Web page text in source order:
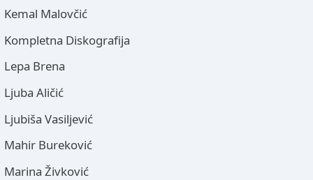
Kemal Malovčić
Kompletna Diskografija
Lepa Brena
Ljuba Aličić
Ljubiša Vasiljević
Mahir Bureković
Marina Živković